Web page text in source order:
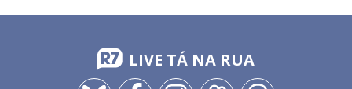
LIVE TÁ NA RUA